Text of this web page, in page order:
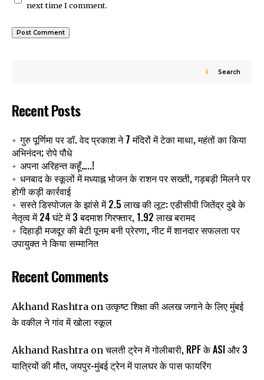
next time I comment.
Search
Recent Posts
गुरु पूर्णिमा पर डॉ. वेद प्रकाश ने 7 मंदिरों में टेका माथा, महंतों का किया
अभिनंदन; रोपे पौधे
अपना अरिहन्त कहूँ…..!
धनबाद के स्कूलों में मध्याह्न भोजन के राशन पर सख्ती, गड़बड़ी मिलने पर
होगी कड़ी कार्रवाई
सस्ते डिस्पोजल के झांसे में 2.5 लाख की लूट: एडीसीपी जितेंद्र दुबे के
नेतृत्व में 24 घंटे में 3 बदमाश गिरफ्तार, 1.92 लाख बरामद
दिहाड़ी मजदूर की बेटी पूनम बनी प्रेरणा, नीट में शानदार सफलता पर
उपायुक्त ने किया सम्मानित
Recent Comments
Akhand Rashtra onउत्कृष्ट शिक्षा की अलख जगाने के लिए मुंबई
के वकील ने गांव में खोला स्कूल
Akhand Rashtra onचलती ट्रेन में गोलीबारी, RPF के ASI और 3
यात्रियों की मौत, जयपुर-मुंबई ट्रेन में पालघर के पास फायरिंग